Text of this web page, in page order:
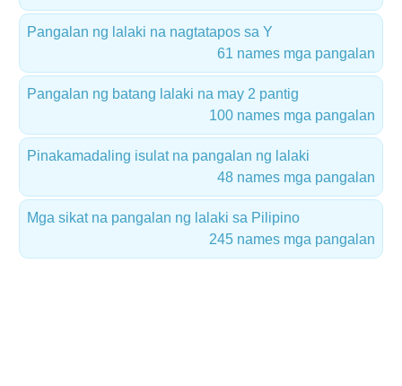
Pangalan ng lalaki na nagtatapos sa Y
61 names mga pangalan
Pangalan ng batang lalaki na may 2 pantig
100 names mga pangalan
Pinakamadaling isulat na pangalan ng lalaki
48 names mga pangalan
Mga sikat na pangalan ng lalaki sa Pilipino
245 names mga pangalan